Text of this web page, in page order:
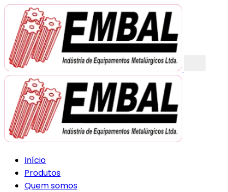
Início
Produtos
Quem somos